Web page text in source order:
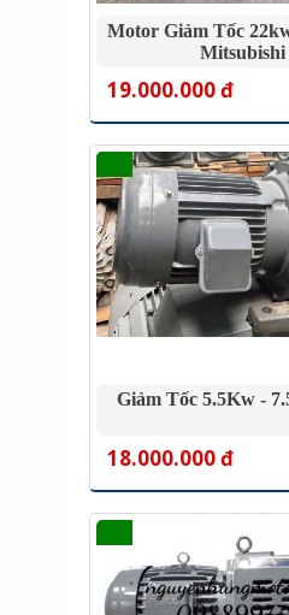
Motor Giảm Tốc
Mitsubishi
19.000.000 đ
Giảm Tốc 5.5Kw -
18.000.000 đ